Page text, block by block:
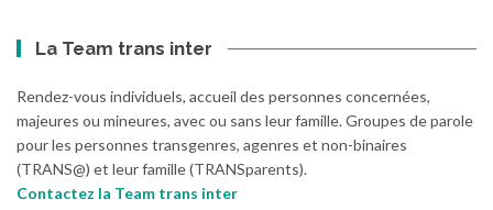
La Team trans inter
Rendez-vous individuels, accueil des personnes concernées,
majeures ou mineures, avec ou sans leur famille. Groupes de parole
pour les personnes transgenres, agenres et non-binaires
(TRANS@) et leur famille (TRANSparents).
Contactez la Team trans inter